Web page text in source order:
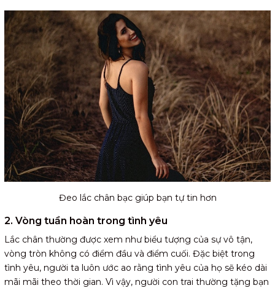
Đeo lắc chân bạc giúp bạn tự tin hơn
2. Vòng tuần hoàn trong tình yêu
Lắc chân thường được xem như biểu tượng của sự vô tận,
vòng tròn không có điểm đầu và điểm cuối. Đặc biệt trong
tình yêu, người ta luôn ước ao rằng tình yêu của họ sẽ kéo dài
mãi mãi theo thời gian. Vì vậy, người con trai thường tặng bạn